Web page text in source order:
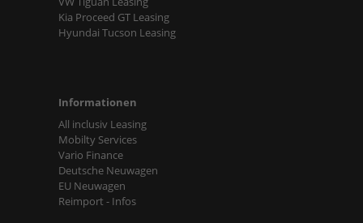
Kia Proceed GT Leasing
Hyundai Tucson Leasing
Informationen
All inclusiv Leasing
Mobilty Services
Vario Finance
Deutsche Neuwagen
EU Neuwagen
Reimport - Infos